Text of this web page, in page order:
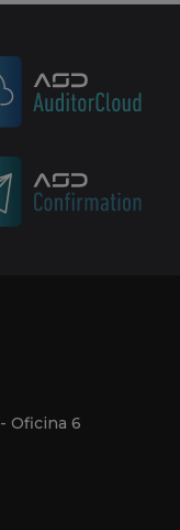
Oficina 6